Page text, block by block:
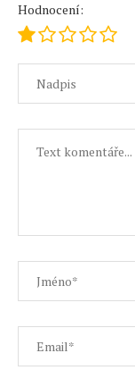
Hodnocení: